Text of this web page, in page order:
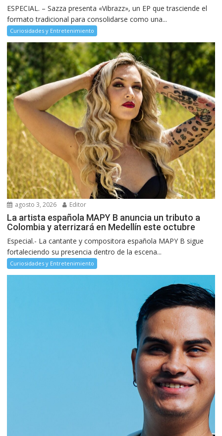
ESPECIAL. – Sazza presenta «Vibrazz», un EP que trasciende el
formato tradicional para consolidarse como una...
Curiosidades y Entretenimiento
agosto 3, 2026 Editor
La artista española MAPY B anuncia un tributo a
Colombia y aterrizará en Medellín este octubre
Especial.- La cantante y compositora española MAPY B sigue
fortaleciendo su presencia dentro de la escena...
Curiosidades y Entretenimiento